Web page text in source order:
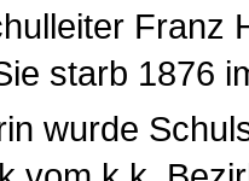
Franz
starb 1876
wurde